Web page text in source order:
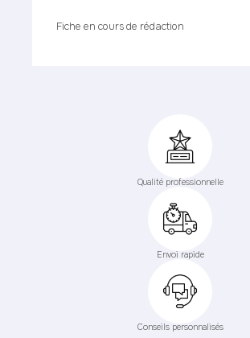
Fiche en cours de rédaction
Qualité professionnelle
Envoi rapide
Conseils personnalisés